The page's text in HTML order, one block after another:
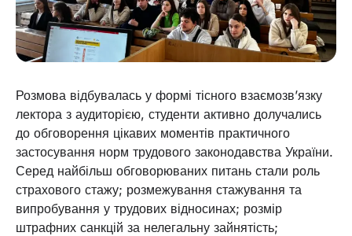
Розмова відбувалась у формі тісного взаємозв’язку
лектора з аудиторією, студенти активно долучались
до обговорення цікавих моментів практичного
застосування норм трудового законодавства України.
Серед найбільш обговорюваних питань стали роль
страхового стажу; розмежування стажування та
випробування у трудових відносинах; розмір
штрафних санкцій за нелегальну зайнятість;